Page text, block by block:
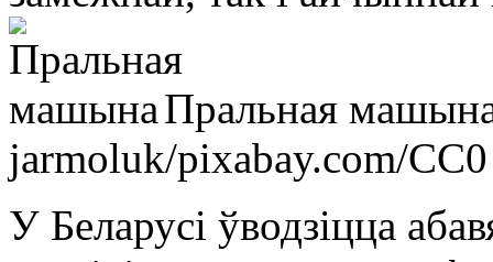
Пральная
jarmoluk/pixabay.com/
У Беларусі ўводзіцца